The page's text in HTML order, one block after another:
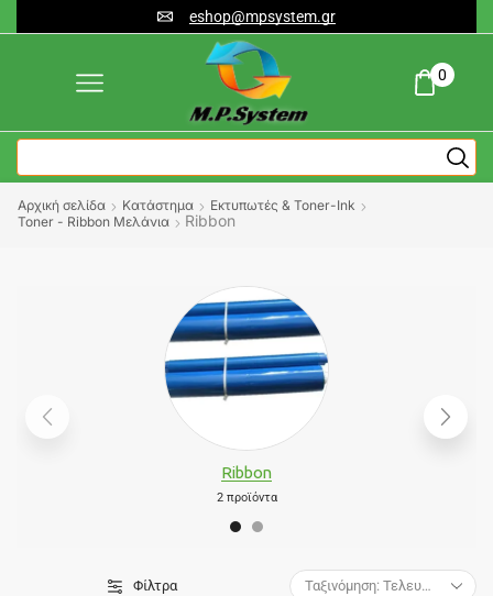
eshop@mpsystem.gr
0
Αρχική σελίδα Κατάστημα
Εκτυπωτές & Toner-Ink
Toner - Ribbon Μελάνια
Ribbon
Ribbon
2 προϊόντα
Φίλτρα